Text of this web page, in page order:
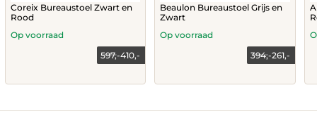
Coreix Bureaustoel Zwart en
Rood
410,-
Current
597,-
Original
Op voorraad
Beaulon Bureaustoel Grijs en
Zwart
261,-
Current
394,-
Original
Op voorraad